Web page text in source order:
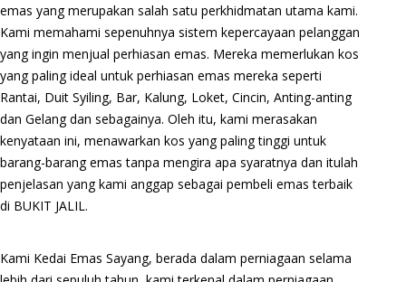
emas yang merupakan salah satu perkhidmatan utama kami.
Kami memahami sepenuhnya sistem kepercayaan pelanggan
yang ingin menjual perhiasan emas. Mereka memerlukan kos
yang paling ideal untuk perhiasan emas mereka seperti
Rantai, Duit Syiling, Bar, Kalung, Loket, Cincin, Anting-anting
dan Gelang dan sebagainya. Oleh itu, kami merasakan
kenyataan ini, menawarkan kos yang paling tinggi untuk
barang-barang emas tanpa mengira apa syaratnya dan itulah
penjelasan yang kami anggap sebagai pembeli emas terbaik
di BUKIT JALIL.
Kami Kedai Emas Sayang, berada dalam perniagaan selama